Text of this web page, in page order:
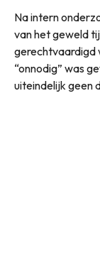
Na intern
van het geweld
gerechtvaardigd
“onnodig” was
uiteindelijk geen